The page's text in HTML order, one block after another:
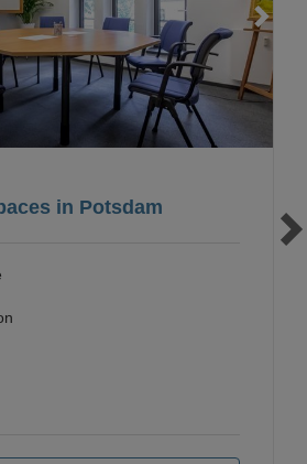
Loading...
in Potsdam